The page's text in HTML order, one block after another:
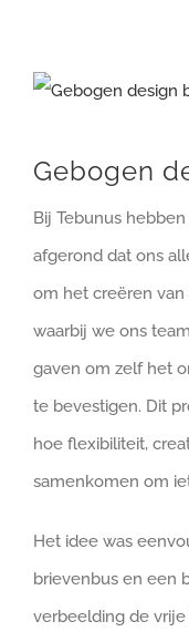
Bekijk
afbeelding
Gebogen
Bij Tebunus
afgerond dat ons
om het creëren
waarbij we ons
gaven om zelf het
te bevestigen. Dit
hoe flexibiliteit,
samenkomen om
Het idee was
brievenbus en een
verbeelding de vrije